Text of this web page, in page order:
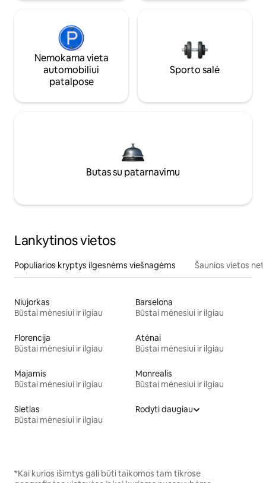
Nemokama vieta
automobiliui
patalpose
Sporto salė
Butas su patarnavimu
Lankytinos vietos
Populiarios kryptys ilgesnėms viešnagėms Šaunios vietos
Niujorkas
Būstai mėnesiui ir ilgiau
Barselona
Būstai mėnesiui ir ilgiau
Florencija
Būstai mėnesiui ir ilgiau
Atėnai
Būstai mėnesiui ir ilgiau
Majamis
Būstai mėnesiui ir ilgiau
Monrealis
Būstai mėnesiui ir ilgiau
Sietlas
Būstai mėnesiui ir ilgiau
Rodyti daugiau
*Kai kurios išimtys gali būti taikomos tam tikrose